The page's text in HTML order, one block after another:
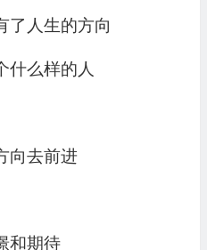
了人生的方向
什么样的人
向去前进
和期待